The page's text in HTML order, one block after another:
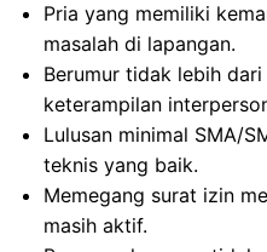
Pria yang memiliki
masalah di lapangan.
Berumur tidak lebih
keterampilan
Lulusan minimal SMA/
teknis yang baik.
Memegang surat izin
masih aktif.